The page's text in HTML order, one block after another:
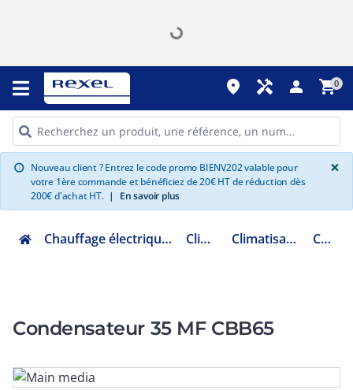
place handyman person shopping_cart0
info Nouveau client ? Entrez le code promo BIENV202 valable pour
votre 1ère commande et bénéficiez de 20€ HT de réduction dès
200€ d'achat HT. | En savoir plus
×
Chauffage électrique climatisation ventilation Climatisation Climatisation accessoires CLI40012
Condensateur 35 MF CBB65